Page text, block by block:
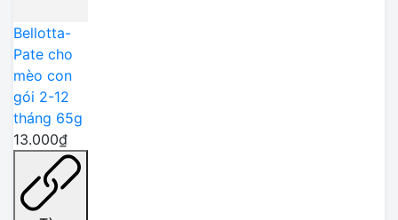
Bellotta-
Pate cho
mèo con
gói 2-12
tháng 65g
13.000₫